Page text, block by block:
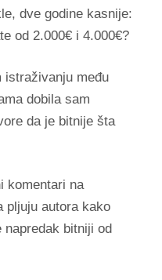
dve godine kasnije:
od 2.000€ i 4.000€?
istraživanju među
dobila sam
da je bitnije šta
komentari na
pljuju autora kako
napredak bitniji od